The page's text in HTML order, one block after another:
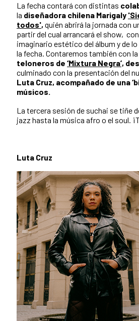
La fecha contará con distintas
la diseñadora chilena Marigaly
todos', quién abrirá la jornada con
partir del cual arrancará el show,
imaginario estético del álbum y de
la fecha. Contaremos también con
teloneros de ‘Mixtura Negra’,
culminado con la presentación del
Luta Cruz, acompañado de una
músicos.
La tercera sesión de suchai se tiñe
jazz hasta la música afro o el soul.
Luta Cruz